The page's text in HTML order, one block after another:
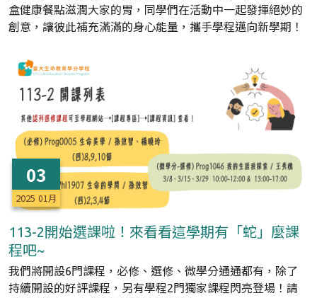
盒健康餐點滋潤大家的胃，同學們在活動中一起發揮絕妙的
創意，讓彼此補充滿滿的身心能量，攜手學程邁向新學期！
03
2025 01月
113-2開始選課啦！來看看這學期有「蛇」麼課
程吧~
我們將開設6門課程，必修、選修、微學分通通都有，除了
持續開設的好評課程，另有學程2門獨家課程閃亮登場！請